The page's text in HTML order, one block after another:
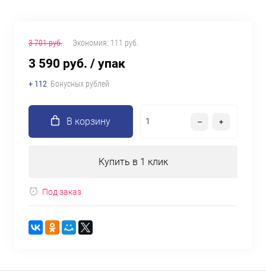
3 701 руб. Экономия: 111 руб.
3 590 руб. / упак
+ 112 Бонусных рублей
В корзину
Купить в 1 клик
Под заказ